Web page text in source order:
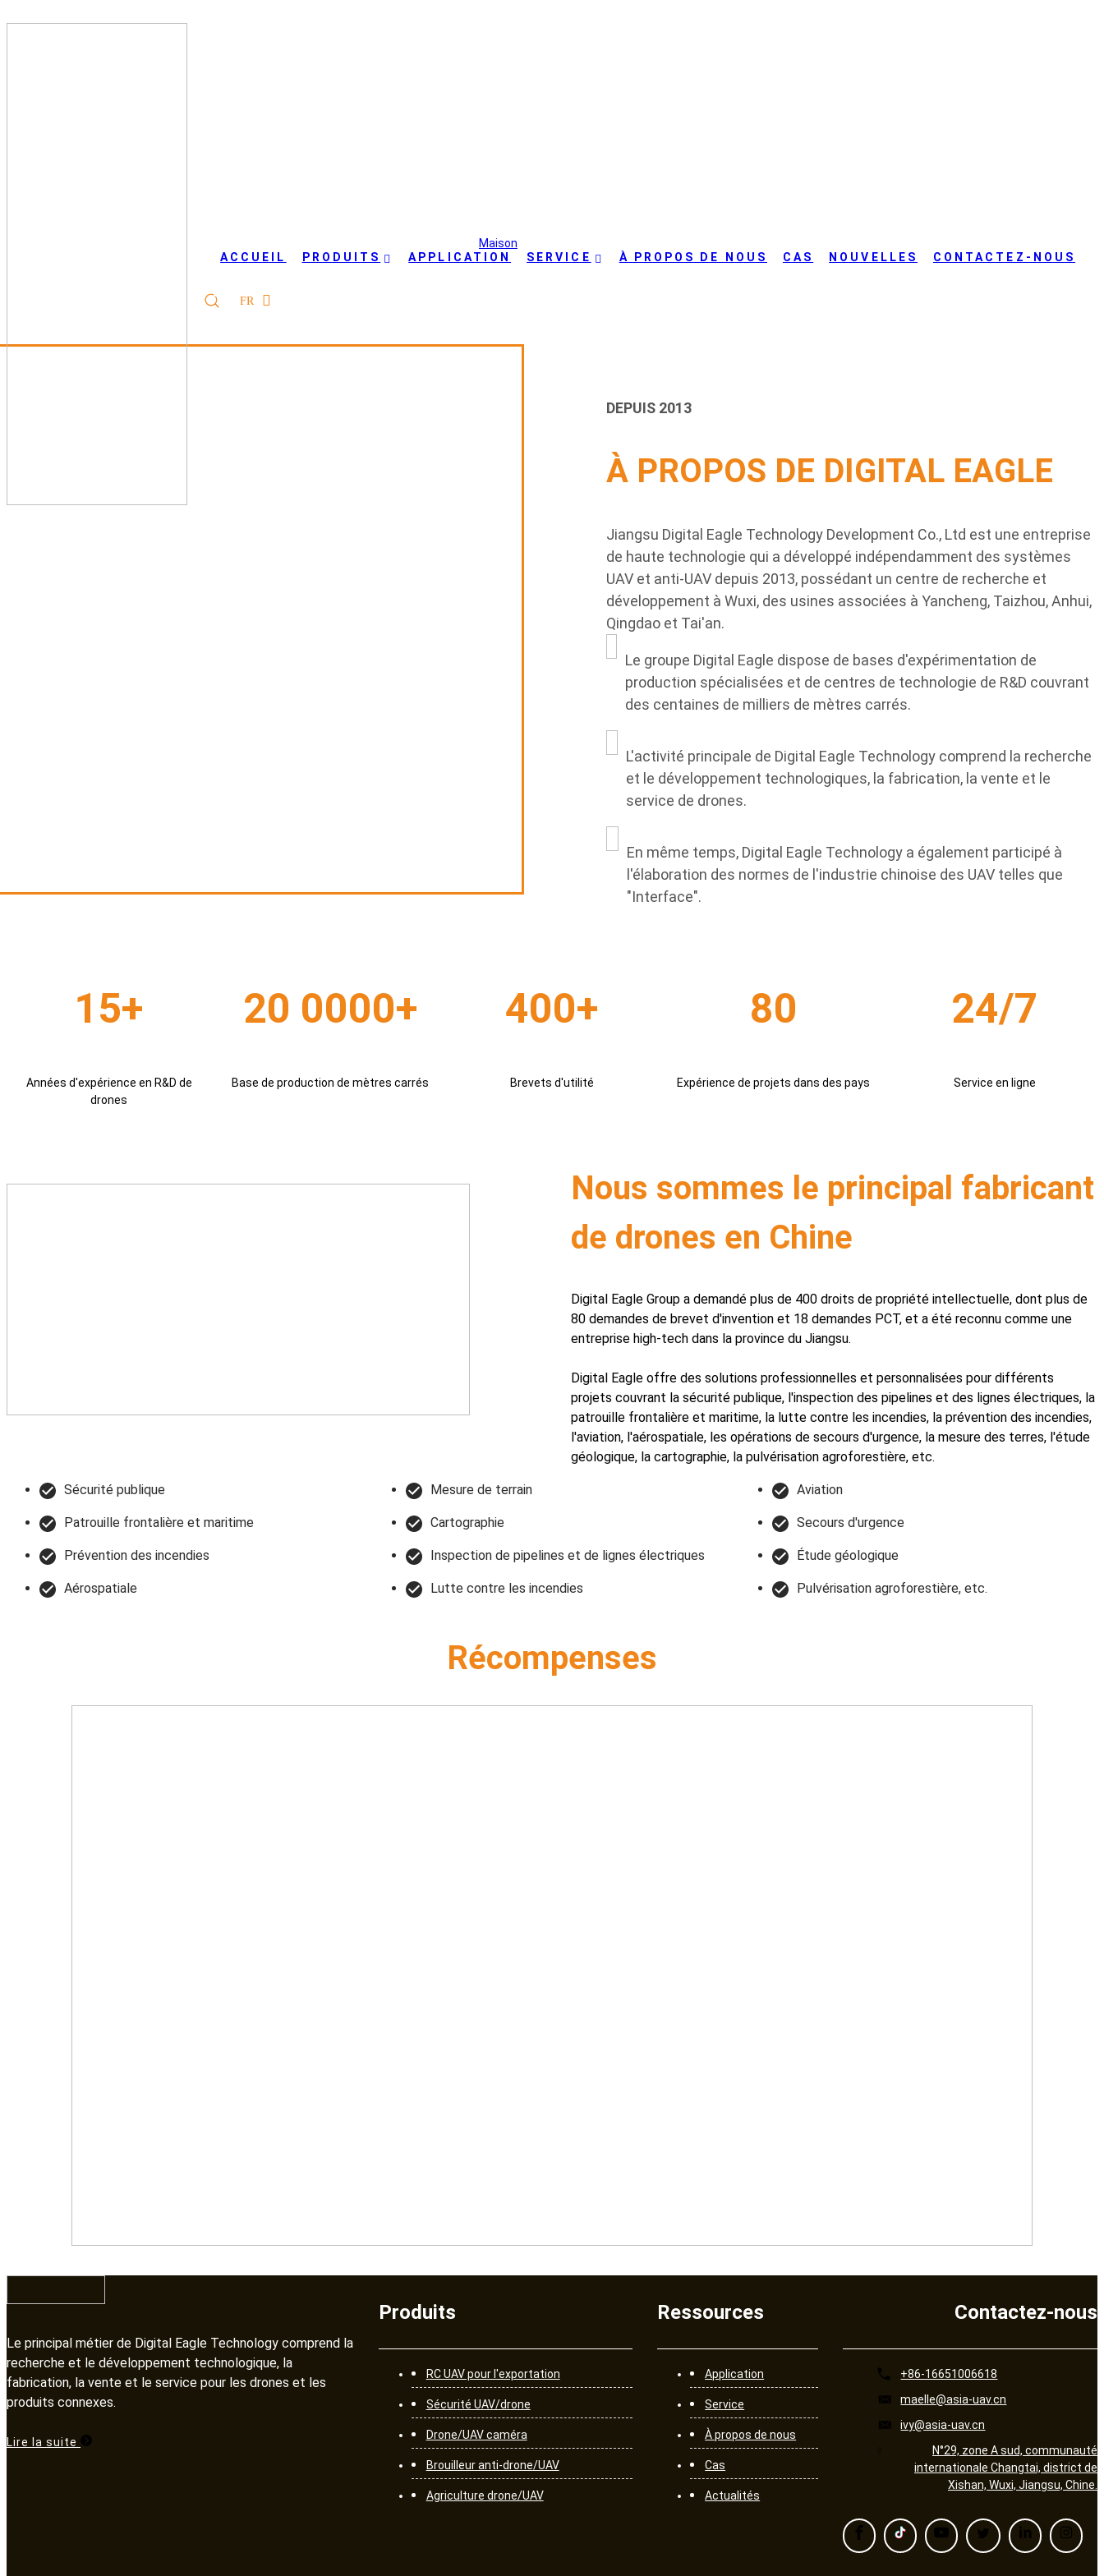
ACCUEIL PRODUITS APPLICATION SERVICE À PROPOS DE NOUS CAS NOUVELLES CONTACTEZ-NOUS
FR
Maison
DEPUIS 2013
À PROPOS DE DIGITAL EAGLE
Jiangsu Digital Eagle Technology Development Co., Ltd est une entreprise
de haute technologie qui a développé indépendamment des systèmes
UAV et anti-UAV depuis 2013, possédant un centre de recherche et
développement à Wuxi, des usines associées à Yancheng, Taizhou, Anhui,
Qingdao et Tai'an.
Le groupe Digital Eagle dispose de bases d'expérimentation de
production spécialisées et de centres de technologie de R&D couvrant
des centaines de milliers de mètres carrés.
L'activité principale de Digital Eagle Technology comprend la recherche
et le développement technologiques, la fabrication, la vente et le
service de drones.
En même temps, Digital Eagle Technology a également participé à
l'élaboration des normes de l'industrie chinoise des UAV telles que
"Interface".
15+
Années d'expérience en R&D de
drones
20 0000+
Base de production de mètres carrés
400+
Brevets d'utilité
80
Expérience de projets dans des pays
24/7
Service en ligne
Nous sommes le principal fabricant
de drones en Chine
Digital Eagle Group a demandé plus de 400 droits de propriété intellectuelle, dont plus de
80 demandes de brevet d'invention et 18 demandes PCT, et a été reconnu comme une
entreprise high-tech dans la province du Jiangsu.
Digital Eagle offre des solutions professionnelles et personnalisées pour différents
projets couvrant la sécurité publique, l'inspection des pipelines et des lignes électriques, la
patrouille frontalière et maritime, la lutte contre les incendies, la prévention des incendies,
l'aviation, l'aérospatiale, les opérations de secours d'urgence, la mesure des terres, l'étude
géologique, la cartographie, la pulvérisation agroforestière, etc.
Sécurité publique
Patrouille frontalière et maritime
Prévention des incendies
Aérospatiale
Mesure de terrain
Cartographie
Inspection de pipelines et de lignes électriques
Lutte contre les incendies
Aviation
Secours d'urgence
Étude géologique
Pulvérisation agroforestière, etc.
Récompenses
Le principal métier de Digital Eagle Technology comprend la
recherche et le développement technologique, la
fabrication, la vente et le service pour les drones et les
produits connexes.​​​​​​​
Lire la suite
Produits
RC UAV pour l'exportation
Sécurité UAV/drone
Drone/UAV caméra
Brouilleur anti-drone/UAV
Agriculture drone/UAV
Ressources
Application
Service
À propos de nous
Cas
Actualités
Contactez-nous
+86-16651006618
maelle@asia-uav.cn
ivy@asia-uav.cn
N°29, zone A sud, communauté
internationale Changtai, district de
Xishan, Wuxi, Jiangsu, Chine.